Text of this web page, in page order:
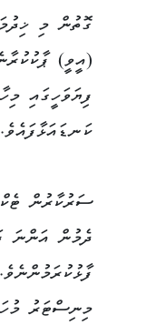
ގޮތުން މި
(އީވީ)
ފިޔަވަހީގައި
ކަނޑައަޅާފައެވެ.
ސަރުކާރުން
ދެމުން އަންނަ
މިނިސްޓަރު